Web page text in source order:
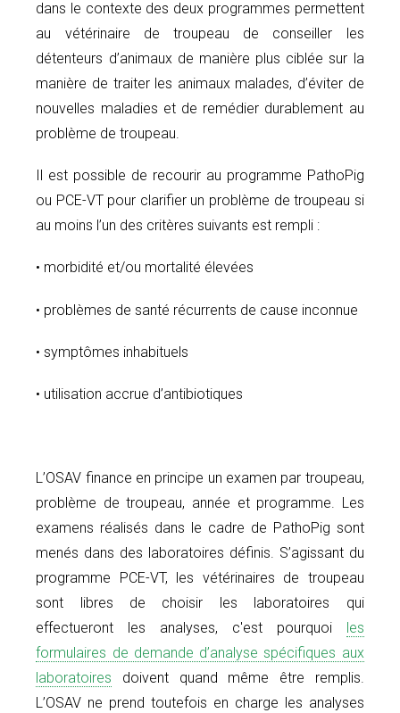
dans le contexte des deux programmes permettent
au vétérinaire de troupeau de conseiller les
détenteurs d’animaux de manière plus ciblée sur la
manière de traiter les animaux malades, d’éviter de
nouvelles maladies et de remédier durablement au
problème de troupeau.
Il est possible de recourir au programme PathoPig
ou PCE-VT pour clarifier un problème de troupeau si
au moins l’un des critères suivants est rempli :
• morbidité et/ou mortalité élevées
• problèmes de santé récurrents de cause inconnue
• symptômes inhabituels
• utilisation accrue d’antibiotiques
L’OSAV finance en principe un examen par troupeau,
problème de troupeau, année et programme. Les
examens réalisés dans le cadre de PathoPig sont
menés dans des laboratoires définis. S’agissant du
programme PCE-VT, les vétérinaires de troupeau
sont libres de choisir les laboratoires qui
effectueront les analyses, c'est pourquoi
les
formulaires de demande d’analyse spécifiques aux
laboratoires doivent quand même être remplis.
L’OSAV ne prend toutefois en charge les analyses